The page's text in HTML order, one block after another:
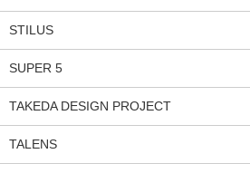
STILUS
SUPER 5
TAKEDA DESIGN PROJECT
TALENS